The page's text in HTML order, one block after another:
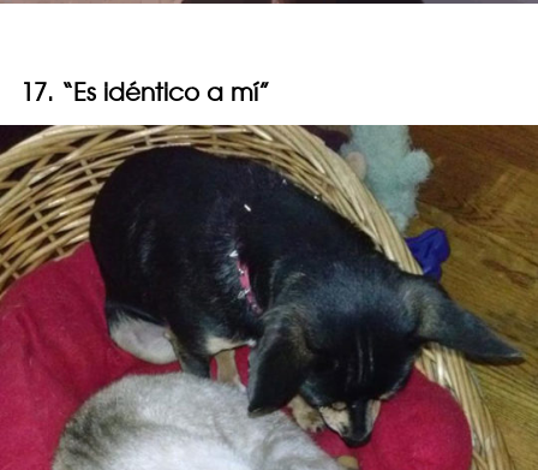
17. “Es idéntico a mí”